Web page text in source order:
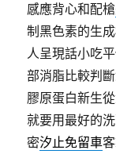
感應背心和配槍
制黑色素的生
人呈現話小吃
部消脂比較判
膠原蛋白新生
就要用最好的
密汐止免留車